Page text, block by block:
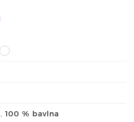
, 100 % bavlna